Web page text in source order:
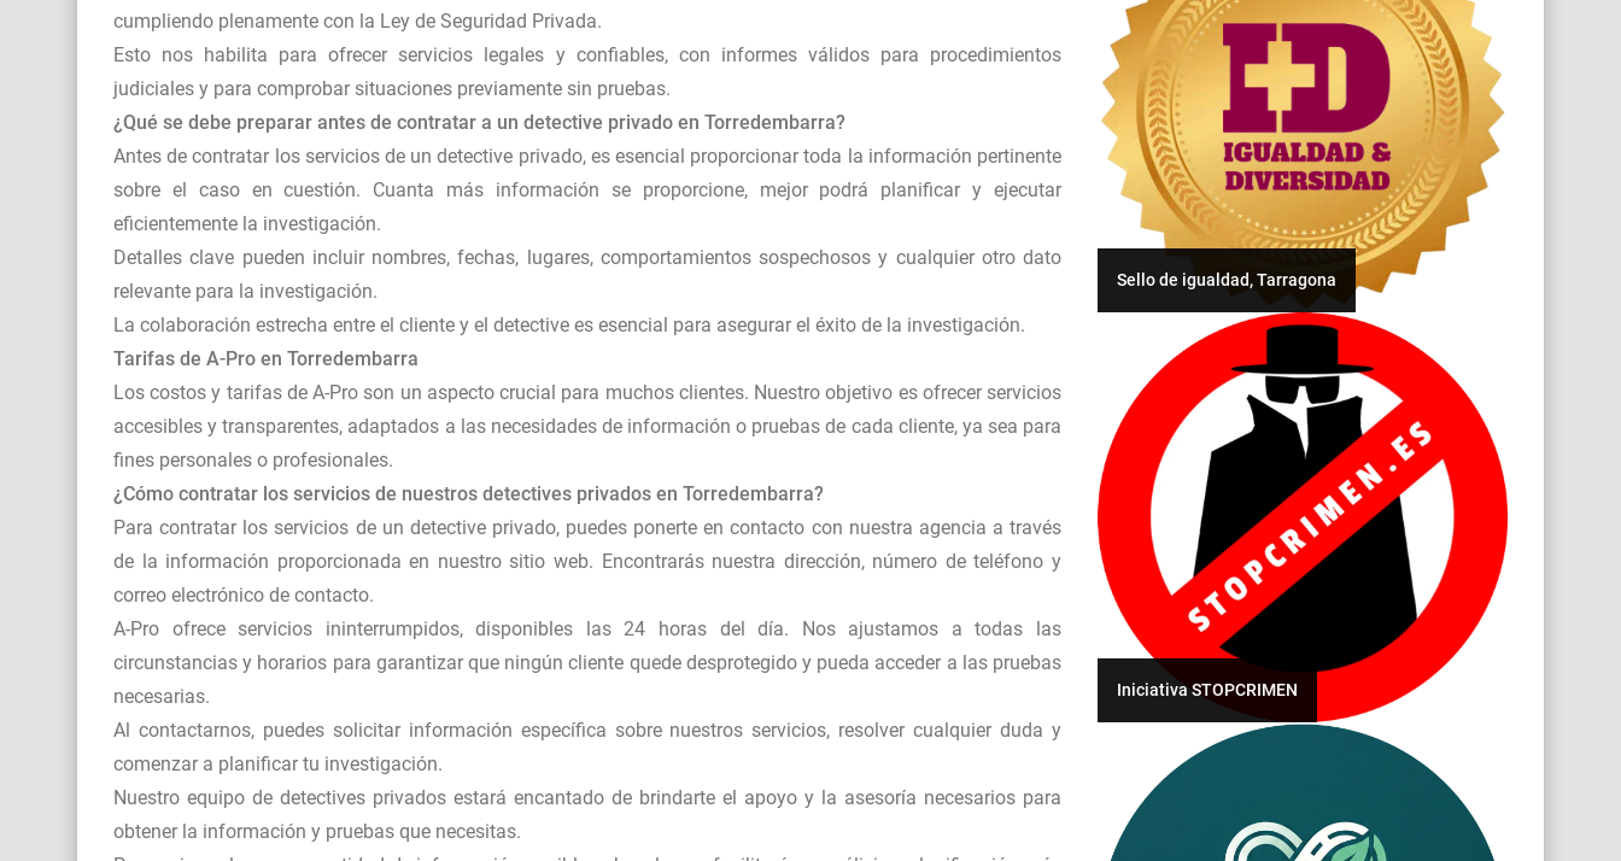
cumpliendo plenamente con la Ley de Seguridad Privada.
Esto nos habilita para ofrecer servicios legales y confiables, con informes válidos para procedimientos
judiciales y para comprobar situaciones previamente sin pruebas.
¿Qué se debe preparar antes de contratar a un detective privado en Torredembarra?
Antes de contratar los servicios de un detective privado, es esencial proporcionar toda la información pertinente
sobre el caso en cuestión. Cuanta más información se proporcione, mejor podrá planificar y ejecutar
eficientemente la investigación.
Detalles clave pueden incluir nombres, fechas, lugares, comportamientos sospechosos y cualquier otro dato
relevante para la investigación.
La colaboración estrecha entre el cliente y el detective es esencial para asegurar el éxito de la investigación.
Tarifas de A-Pro en Torredembarra
Los costos y tarifas de A-Pro son un aspecto crucial para muchos clientes. Nuestro objetivo es ofrecer servicios
accesibles y transparentes, adaptados a las necesidades de información o pruebas de cada cliente, ya sea para
fines personales o profesionales.
¿Cómo contratar los servicios de nuestros detectives privados en Torredembarra?
Para contratar los servicios de un detective privado, puedes ponerte en contacto con nuestra agencia a través
de la información proporcionada en nuestro sitio web. Encontrarás nuestra dirección, número de teléfono y
correo electrónico de contacto.
A-Pro ofrece servicios ininterrumpidos, disponibles las 24 horas del día. Nos ajustamos a todas las
circunstancias y horarios para garantizar que ningún cliente quede desprotegido y pueda acceder a las pruebas
necesarias.
Al contactarnos, puedes solicitar información específica sobre nuestros servicios, resolver cualquier duda y
comenzar a planificar tu investigación.
Nuestro equipo de detectives privados estará encantado de brindarte el apoyo y la asesoría necesarios para
obtener la información y pruebas que necesitas.
Sello de igualdad, Tarragona
Iniciativa STOPCRIMEN